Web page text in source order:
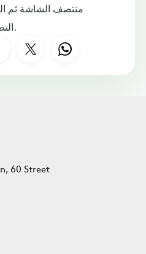
منتصف الشاشة ثم
التطبيقات التي ترغب بظهورها.
60 Street